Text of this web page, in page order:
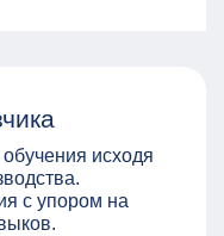
исходя
с упором на